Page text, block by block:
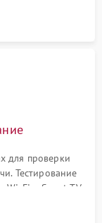
обеспечения.
для проверки
Тестирование
Wi-Fi и Smart TV
часов.